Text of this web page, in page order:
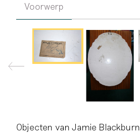
Voorwerp
Objecten van Jamie Blackburn